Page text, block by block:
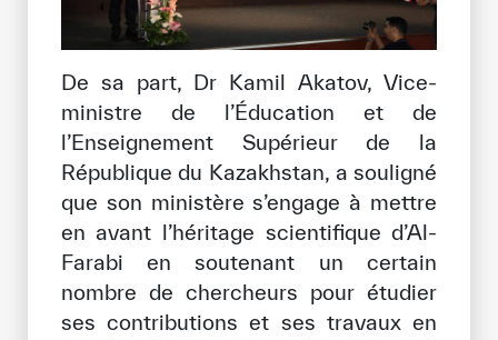
De sa part, Dr Kamil Akatov, Vice-
ministre de l’Éducation et de
l’Enseignement Supérieur de la
République du Kazakhstan, a souligné
que son ministère s’engage à mettre
en avant l’héritage scientifique d’Al-
Farabi en soutenant un certain
nombre de chercheurs pour étudier
ses contributions et ses travaux en